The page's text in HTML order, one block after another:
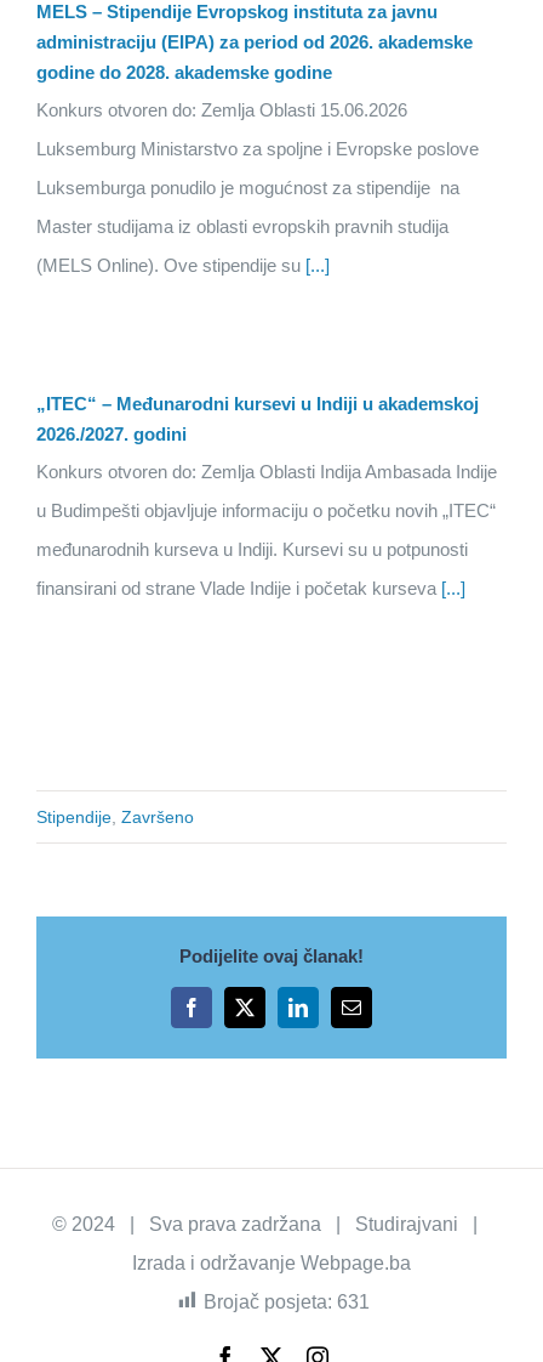
MELS – Stipendije Evropskog instituta za javnu
administraciju (EIPA) za period od 2026. akademske
godine do 2028. akademske godine
Konkurs otvoren do: Zemlja Oblasti 15.06.2026
Luksemburg Ministarstvo za spoljne i Evropske poslove
Luksemburga ponudilo je mogućnost za stipendije na
Master studijama iz oblasti evropskih pravnih studija
(MELS Online). Ove stipendije su [...]
„ITEC“ – Međunarodni kursevi u Indiji u akademskoj
2026./2027. godini
Konkurs otvoren do: Zemlja Oblasti Indija Ambasada Indije
u Budimpešti objavljuje informaciju o početku novih „ITEC“
međunarodnih kurseva u Indiji. Kursevi su u potpunosti
finansirani od strane Vlade Indije i početak kurseva [...]
Stipendije, Završeno
Podijelite ovaj članak!
Facebook
X LinkedInEmail
© 2024 | Sva prava zadržana | Studirajvani |
Izrada i održavanje Webpage.ba
Brojač posjeta: 631
Facebook Instagram